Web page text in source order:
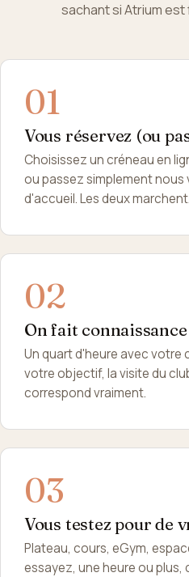
sachant si Atrium
Vous réservez (ou
Choisissez un créneau en
ou passez simplement nous
d'accueil. Les deux marchent.
On fait connaissance
Un quart d'heure avec votre
votre objectif, la visite du
correspond vraiment.
Vous testez pour de
Plateau, cours, eGym,
essayez, une heure ou plus,